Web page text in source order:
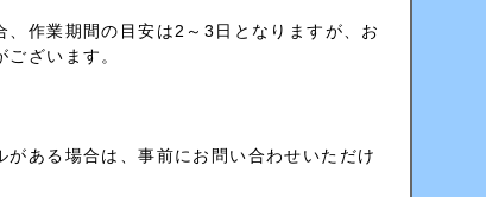
、作業期間の目安は2～3日となりますが、お
ざいます。
ある場合は、事前にお問い合わせいただけ